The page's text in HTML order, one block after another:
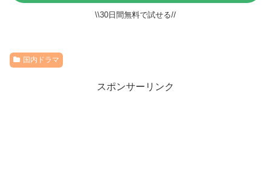
\\30日間無料で試せる//
国内ドラマ
スポンサーリンク